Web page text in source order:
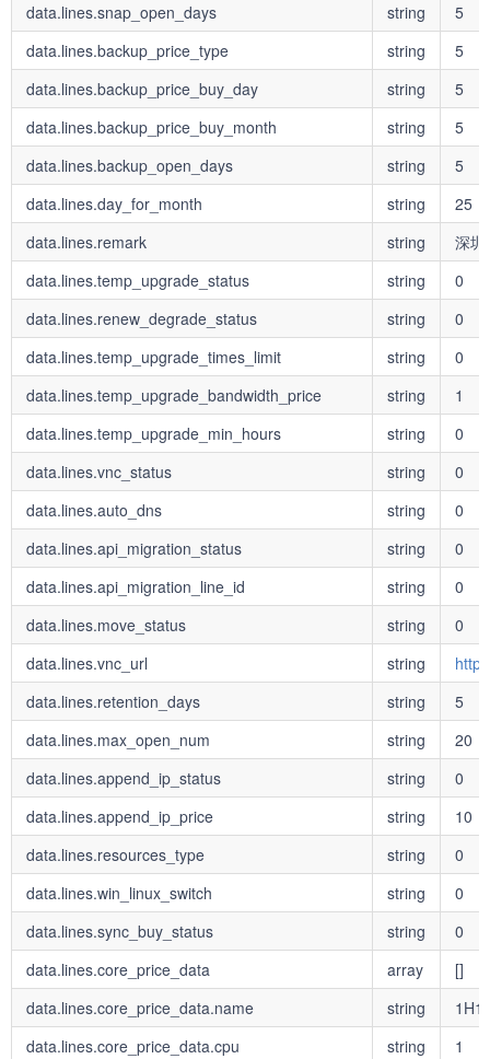
data.lines.snap_open_days
string
5
data.lines.backup_price_type
string
5
data.lines.backup_price_buy_day
string
5
data.lines.backup_price_buy_month
string
5
data.lines.backup_open_days
string
5
data.lines.day_for_month
string
25
data.lines.remark
string
深圳
data.lines.temp_upgrade_status
string
0
data.lines.renew_degrade_status
string
0
data.lines.temp_upgrade_times_limit
string
0
data.lines.temp_upgrade_bandwidth_price
string
1
data.lines.temp_upgrade_min_hours
string
0
data.lines.vnc_status
string
0
data.lines.auto_dns
string
0
data.lines.api_migration_status
string
0
data.lines.api_migration_line_id
string
0
data.lines.move_status
string
0
data.lines.vnc_url
string
data.lines.retention_days
string
5
data.lines.max_open_num
string
20
data.lines.append_ip_status
string
0
data.lines.append_ip_price
string
10
data.lines.resources_type
string
0
data.lines.win_linux_switch
string
0
data.lines.sync_buy_status
string
0
data.lines.core_price_data
array
[]
data.lines.core_price_data.name
string
data.lines.core_price_data.cpu
string
1